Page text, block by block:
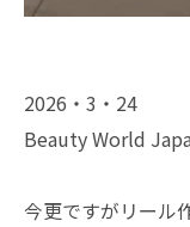
2026・3・24
Beauty World
今更ですがリール